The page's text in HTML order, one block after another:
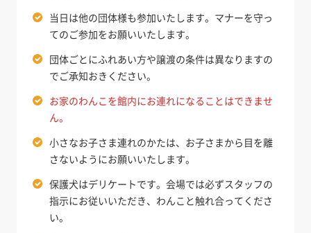
当日は他の団体様も参加いたします。マナーを守っ
てのご参加をお願いいたします。
団体ごとにふれあい方や譲渡の条件は異なりますの
でご承知おきください。
お家のわんこを館内にお連れになることはできませ
ん。
小さなお子さま連れのかたは、お子さまから目を離
さないようにお願いいたします。
保護犬はデリケートです。会場では必ずスタッフの
指示にお従いいただき、わんこと触れ合ってくださ
い。